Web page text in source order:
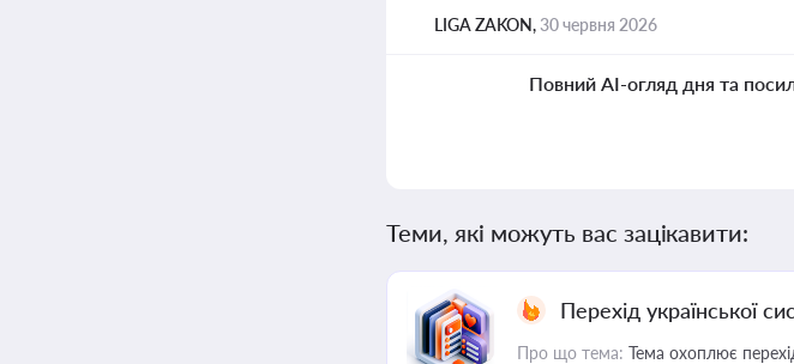
LIGA ZAKON,30 червня 2026
Повний AI-огляд дня та
Теми, які можуть вас зацікавити:
Перехід української
Про що тема: Тема охоплює